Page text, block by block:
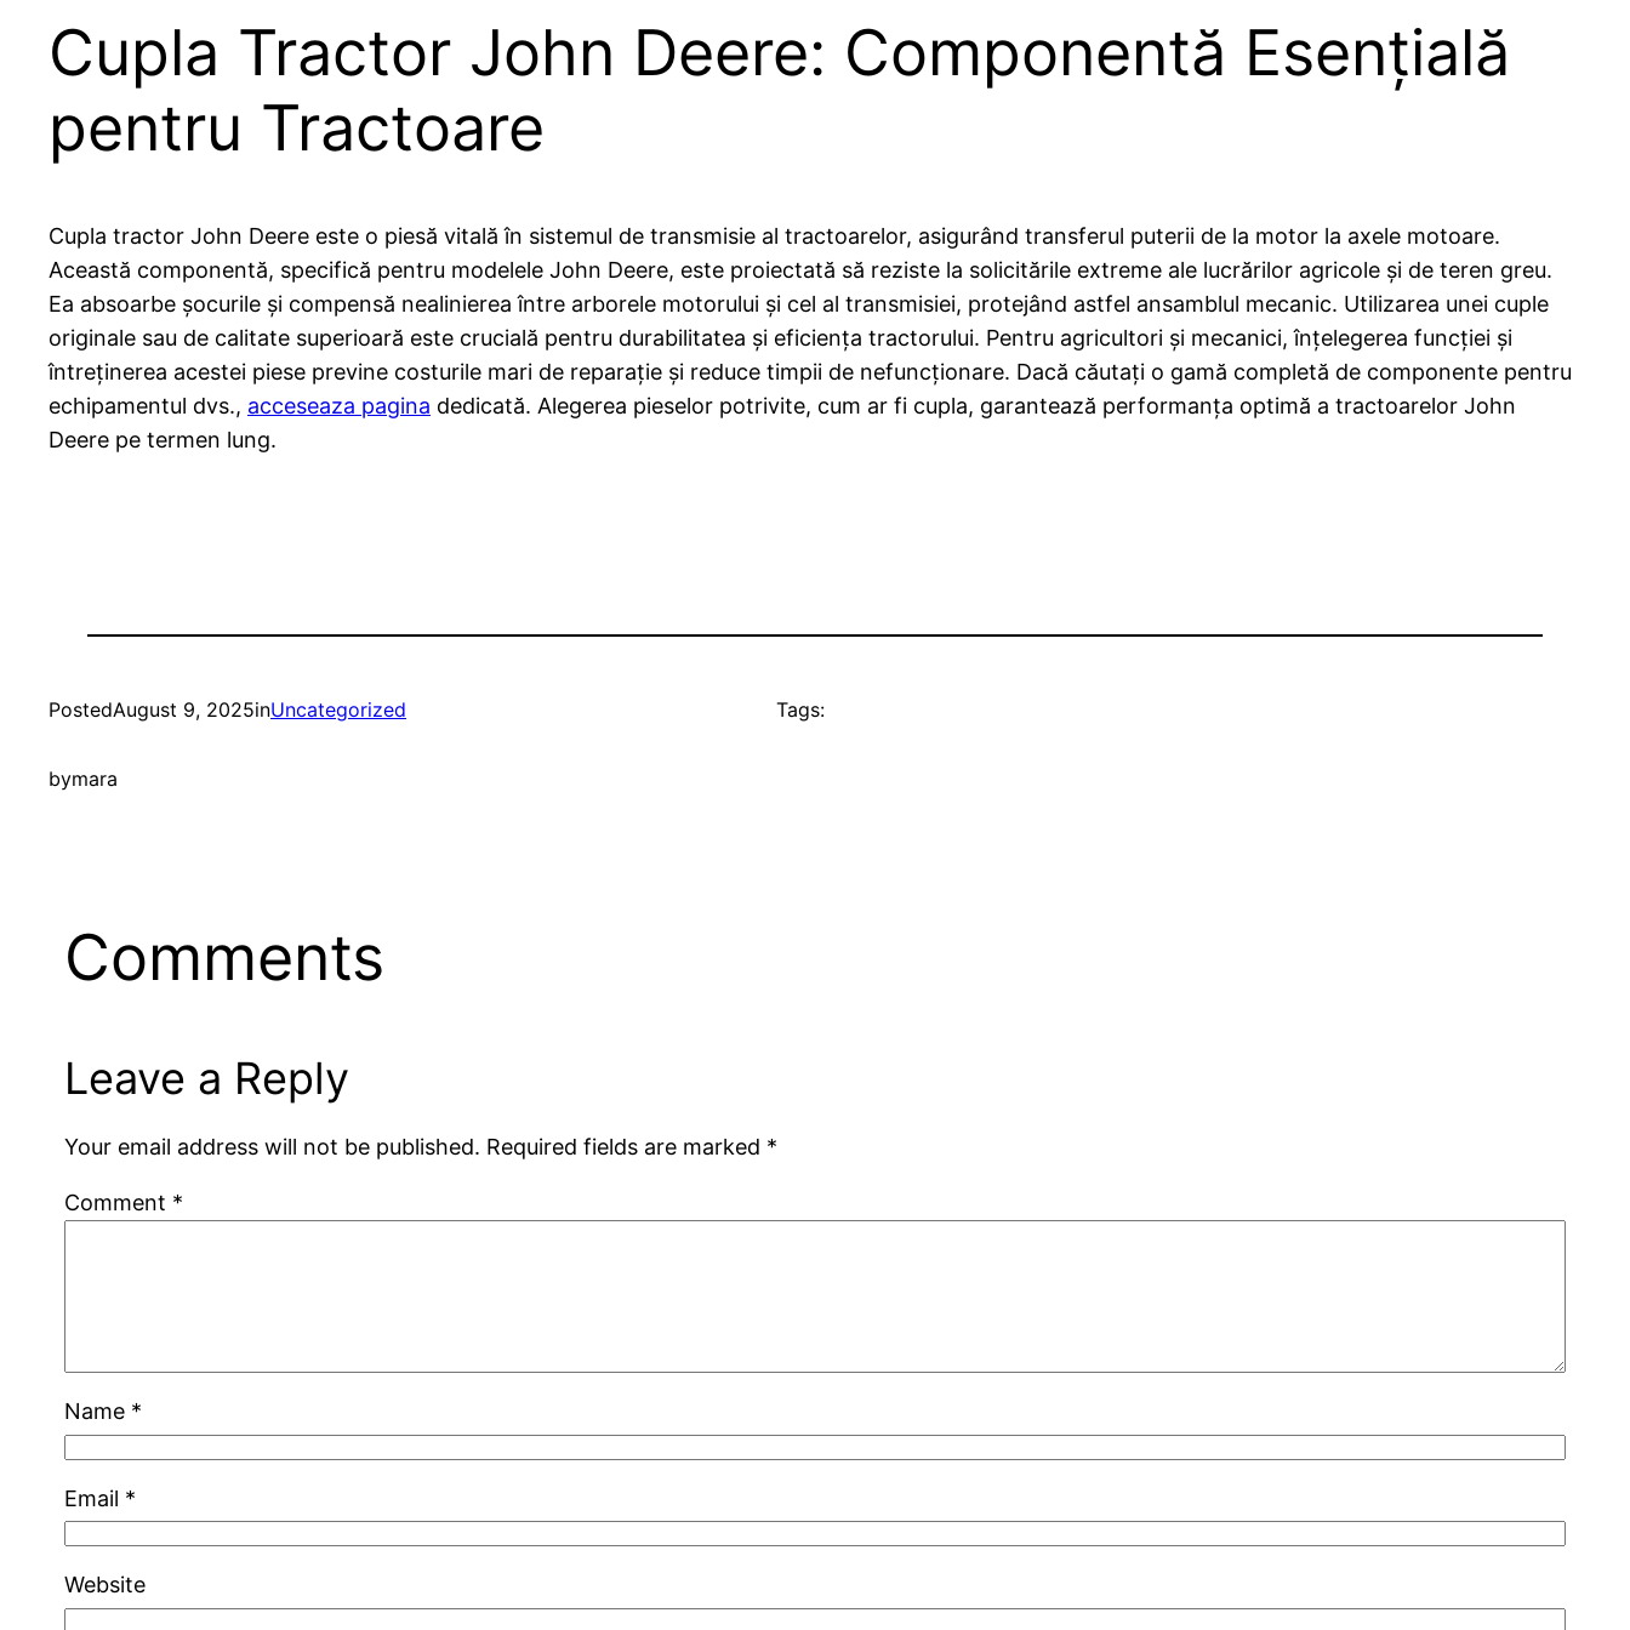
Cupla Tractor John Deere: Componentă Esențială
pentru Tractoare
Cupla tractor John Deere este o piesă vitală în sistemul de transmisie al tractoarelor, asigurând transferul puterii de la motor la axele motoare.
Această componentă, specifică pentru modelele John Deere, este proiectată să reziste la solicitările extreme ale lucrărilor agricole și de teren greu.
Ea absoarbe șocurile și compensă nealinierea între arborele motorului și cel al transmisiei, protejând astfel ansamblul mecanic. Utilizarea unei cuple
originale sau de calitate superioară este crucială pentru durabilitatea și eficiența tractorului. Pentru agricultori și mecanici, înțelegerea funcției și
întreținerea acestei piese previne costurile mari de reparație și reduce timpii de nefuncționare. Dacă căutați o gamă completă de componente pentru
echipamentul dvs., acceseaza pagina dedicată. Alegerea pieselor potrivite, cum ar fi cupla, garantează performanța optimă a tractoarelor John
Deere pe termen lung.
PostedAugust 9, 2025inUncategorized
bymara
Tags:
Comments
Leave a Reply
Your email address will not be published. Required fields are marked *
Comment *
Name *
Email *
Website